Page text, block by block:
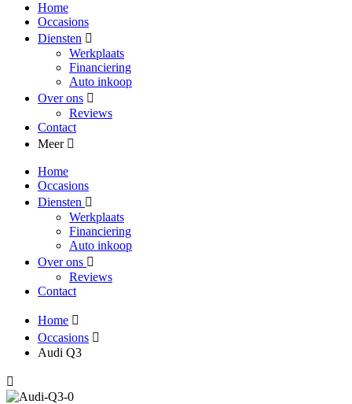
Home
Occasions
Diensten
Werkplaats
Financiering
Auto inkoop
Over ons
Reviews
Contact
Meer
Home
Occasions
Diensten
Werkplaats
Financiering
Auto inkoop
Over ons
Reviews
Contact
Home
Occasions
Audi Q3